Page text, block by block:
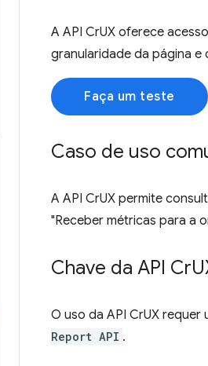
A API CrUX oferece
granularidade da página e
Faça um teste
Caso de uso
A API CrUX permite
"Receber métricas para a
Chave da API Cr
O uso da API CrUX requer
Report API .